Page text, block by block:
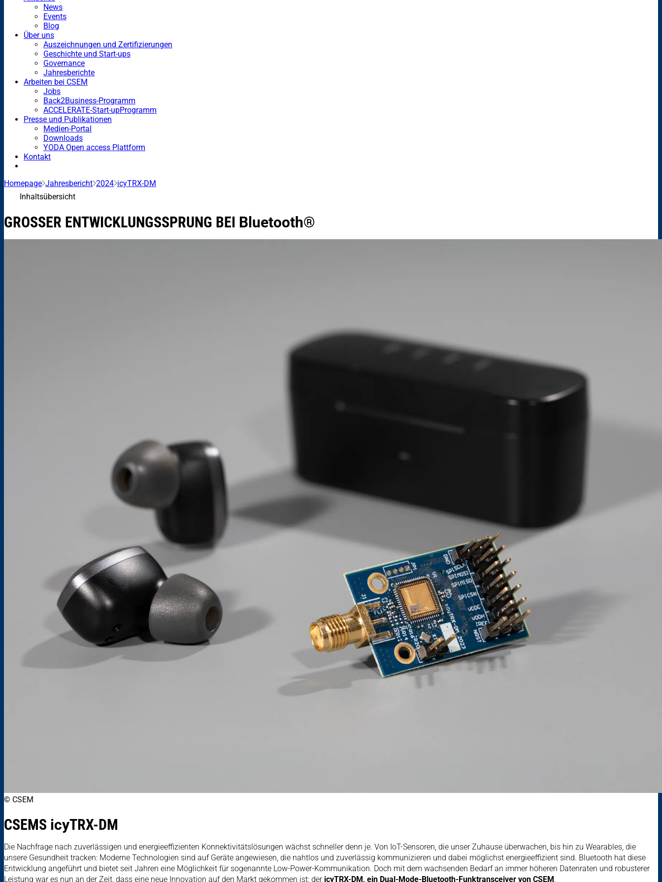
News
Events
Blog
Über uns
Auszeichnungen und Zertifizierungen
Geschichte und Start-ups
Governance
Jahresberichte
Arbeiten bei CSEM
Jobs
Back2Business-Programm
ACCELERATE-Start-upProgramm
Presse und Publikationen
Medien-Portal
Downloads
YODA Open access Plattform
Kontakt
Homepage Jahresbericht 2024 icyTRX-DM
Inhaltsübersicht
GROSSER ENTWICKLUNGSSPRUNG BEI Bluetooth®
© CSEM
CSEMS icyTRX-DM
Die Nachfrage nach zuverlässigen und energieeffizienten Konnektivitätslösungen wächst schneller denn je. Von IoT-Sensoren, die unser Zuhause überwachen, bis hin zu Wearables, die
unsere Gesundheit tracken: Moderne Technologien sind auf Geräte angewiesen, die nahtlos und zuverlässig kommunizieren und dabei möglichst energieeffizient sind. Bluetooth hat diese
Entwicklung angeführt und bietet seit Jahren eine Möglichkeit für sogenannte Low-Power-Kommunikation. Doch mit dem wachsenden Bedarf an immer höheren Datenraten und robusterer
Leistung war es nun an der Zeit, dass eine neue Innovation auf den Markt gekommen ist: dericyTRX-DM, ein Dual-Mode-Bluetooth-Funktransceiver von CSEM .